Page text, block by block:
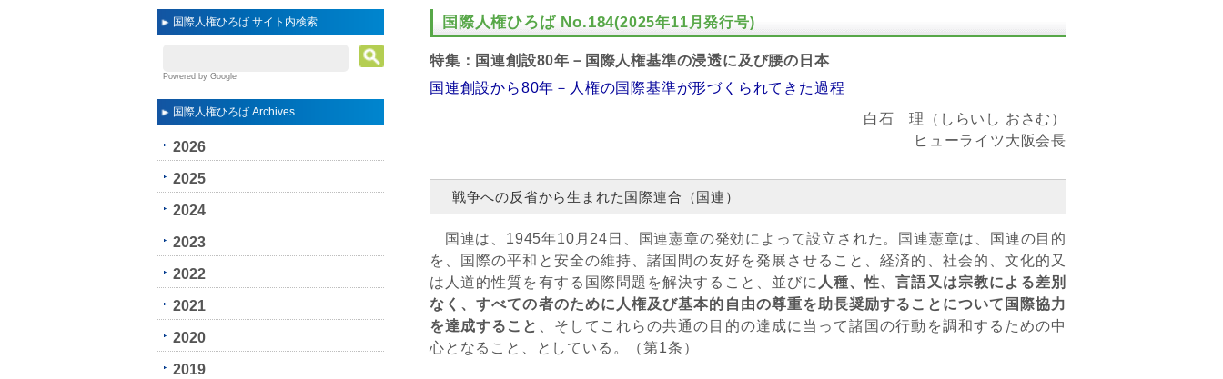
国際人権ひろば サイト内検索
Powered by Google
国際人権ひろば Archives
2026
2025
2024
2023
2022
2021
2020
2019
国際人権ひろば No.184(2025年11月発行号)
特集：国連創設80年－国際人権基準の浸透に及び腰の日本
国連創設から80年－人権の国際基準が形づくられてきた過程
白石 理（しらいし おさむ）
ヒューライツ大阪会長
戦争への反省から生まれた国際連合（国連）
国連は、1945年10月24日、国連憲章の発効によって設立された。国連憲章は、国連の目的
を、国際の平和と安全の維持、諸国間の友好を発展させること、経済的、社会的、文化的又
は人道的性質を有する国際問題を解決すること、並びに 人種、性、言語又は宗教による差別
なく、すべての者のために人権及び基本的自由の尊重を助長奨励することについて国際協力
を達成すること
、そしてこれらの共通の目的の達成に当って諸国の行動を調和するための中
心となること、としている。（第1条）